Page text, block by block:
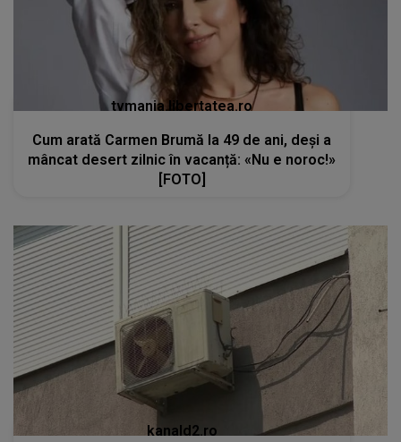
tvmania.libertatea.ro
Cum arată Carmen Brumă la 49 de ani, deși a
mâncat desert zilnic în vacanță: «Nu e noroc!»
[FOTO]
kanald2.ro